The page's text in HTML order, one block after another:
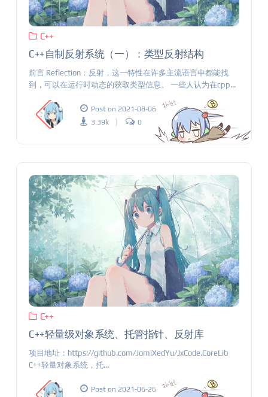
C++
C++自制反射系统（一）：类型反射结构
前言 Reflection：反射，这一特性在许多主流语言中都能找
到，可以在运行时动态的获取类型信息。 一些人认为在cpp...
Post on 2021-08-06
3.39k
0
C++
C++轻量级对象系统、托管指针、反射库
项目地址：https://github.com/JomiXedYu/JxCode.CoreLib
C++轻量对象系统，托...
Post on 2021-06-26